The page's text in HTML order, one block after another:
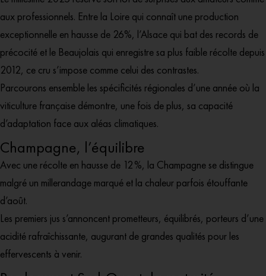
aux professionnels. Entre la Loire qui connaît une production
exceptionnelle en hausse de 26%, l’Alsace qui bat des records de
précocité et le Beaujolais qui enregistre sa plus faible récolte depuis
2012, ce cru s’impose comme celui des contrastes.
Parcourons ensemble les spécificités régionales d’une année où la
viticulture française démontre, une fois de plus, sa capacité
d’adaptation face aux aléas climatiques.
Champagne, l’équilibre
Avec une récolte en hausse de 12 %, la Champagne se distingue
malgré un millerandage marqué et la chaleur parfois étouffante
d’août.
Les premiers jus s’annoncent prometteurs, équilibrés, porteurs d’une
acidité rafraîchissante, augurant de grandes qualités pour les
effervescents à venir.